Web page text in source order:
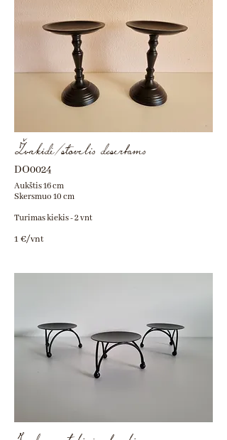
Žvakidė/stovelis desertams
DO0024
Aukštis 16 cm
Skersmuo 10 cm
Turimas kiekis - 2 vnt
1 €/vnt